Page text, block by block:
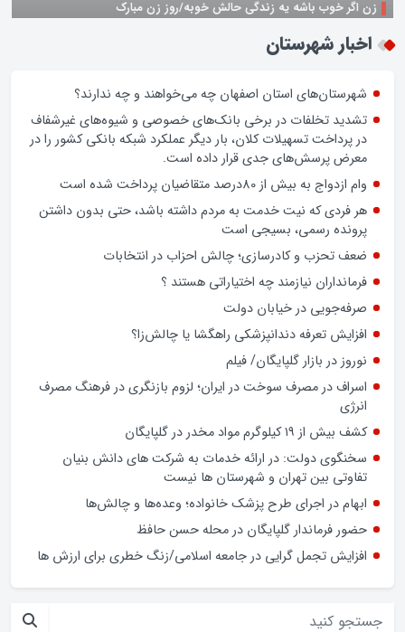
زن اگر خوب باشه یه زندگی حالش خوبه/روز زن مبارک
اخبار شهرستان
شهرستان‌های استان اصفهان چه می‌خواهند و چه ندارند؟
تشدید تخلفات در برخی بانک‌های خصوصی و شیوه‌های غیرشفاف
در پرداخت تسهیلات کلان، بار دیگر عملکرد شبکه بانکی کشور را در
معرض پرسش‌های جدی قرار داده است.
وام ازدواج به بیش از 80درصد متقاضیان پرداخت شده است
هر فردی که نیت خدمت به مردم داشته باشد، حتی بدون داشتن
پرونده رسمی، بسیجی است
ضعف تحزب و کادرسازی؛ چالش احزاب در انتخابات
فرمانداران نیازمند چه اختیاراتی هستند ؟
صرفه‌جویی در خیابان دولت
افزایش تعرفه دندانپزشکی راهگشا یا چالش‌زا؟
نوروز در بازار گلپایگان/ فیلم
اسراف در مصرف سوخت در ایران؛ لزوم بازنگری در فرهنگ مصرف
انرژی
کشف بیش از ۱۹ کیلوگرم مواد مخدر در گلپایگان
سخنگوی دولت: در ارائه خدمات به شرکت های دانش بنیان
تفاوتی بین تهران و شهرستان ها نیست
ابهام در اجرای طرح پزشک خانواده؛ وعده‌ها و چالش‌ها
حضور فرماندار گلپایگان در محله حسن حافظ
افزایش تجمل گرایی در جامعه اسلامی/زنگ خطری برای ارزش ها